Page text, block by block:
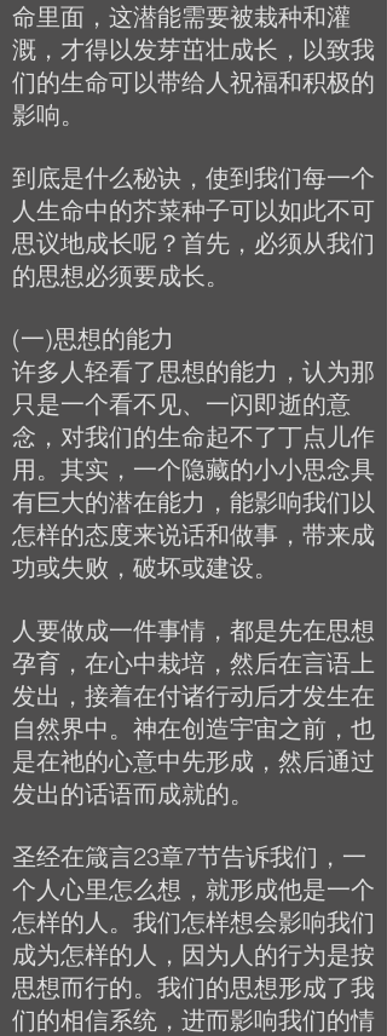
命里面，这潜能需要被栽种和灌
溉，才得以发芽茁壮成长，以致我
们的生命可以带给人祝福和积极的
影响。
到底是什么秘诀，使到我们每一个
人生命中的芥菜种子可以如此不可
思议地成长呢？首先，必须从我们
的思想必须要成长。
(一)思想的能力
许多人轻看了思想的能力，认为那
只是一个看不见、一闪即逝的意
念，对我们的生命起不了丁点儿作
用。其实，一个隐藏的小小思念具
有巨大的潜在能力，能影响我们以
怎样的态度来说话和做事，带来成
功或失败，破坏或建设。
人要做成一件事情，都是先在思想
孕育，在心中栽培，然后在言语上
发出，接着在付诸行动后才发生在
自然界中。神在创造宇宙之前，也
是在祂的心意中先形成，然后通过
发出的话语而成就的。
圣经在箴言23章7节告诉我们，一
个人心里怎么想，就形成他是一个
怎样的人。我们怎样想会影响我们
成为怎样的人，因为人的行为是按
思想而行的。我们的思想形成了我
们的相信系统，进而影响我们的情